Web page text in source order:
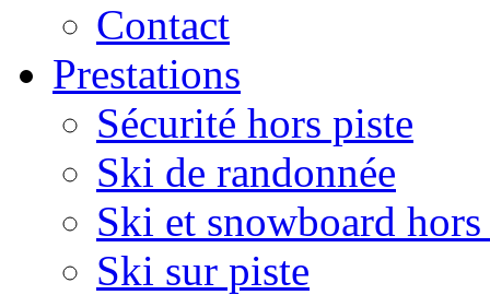
Contact
Prestations
Sécurité hors piste
Ski de randonnée
Ski et snowboard
Ski sur piste